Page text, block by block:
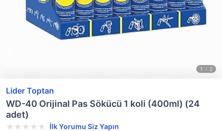
Lider Toptan
WD-40 Orijinal Pas Sökücü 1 koli (400ml) (24
adet)
İlk Yorumu Siz Yapın